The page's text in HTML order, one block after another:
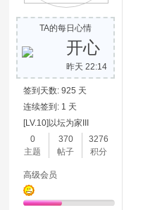
TA的每日心情
开心
昨天 22:14
签到天数: 925 天
连续签到: 1 天
[LV.10]以坛为家III
0
主题
370
帖子
3276
积分
高级会员